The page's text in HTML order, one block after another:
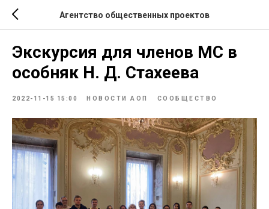
Агентство общественных проектов
Экскурсия для членов МС в
особняк Н. Д. Стахеева
2022-11-15 15:00 НОВОСТИ АОП СООБЩЕСТВО